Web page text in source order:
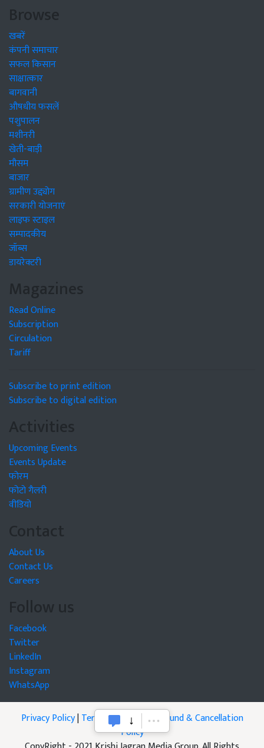
Browse
खबरें
कंपनी समाचार
सफल किसान
साक्षात्कार
बागवानी
औषधीय फसलें
पशुपालन
मशीनरी
खेती-बाड़ी
मौसम
बाजार
ग्रामीण उद्द्योग
सरकारी योजनाएं
लाइफ स्टाइल
सम्पादकीय
जॉब्स
डायरेक्टरी
Magazines
Read Online
Subscription
Circulation
Tariff
Subscribe to print edition
Subscribe to digital edition
Activities
Upcoming Events
Events Update
फोरम
फोटो गैलरी
वीडियो
Contact
About Us
Contact Us
Careers
Follow us
Facebook
Twitter
LinkedIn
Instagram
WhatsApp
Privacy Policy|Terms of Service|Refund & Cancellation
Policy